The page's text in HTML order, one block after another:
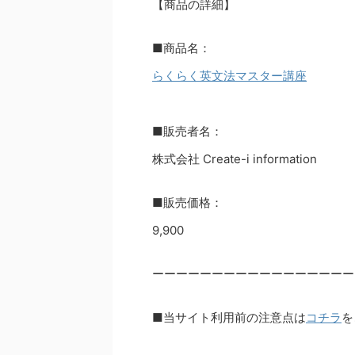
【商品の詳細】
■商品名：
らくらく英文法マスター講座
■販売者名：
株式会社 Create-i information
■販売価格：
9,900
ーーーーーーーーーーーーーーーー
■当サイト利用前の注意点はコチラ